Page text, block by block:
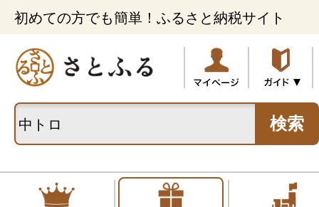
初めての方でも簡単！ふるさと納税サイト
検索